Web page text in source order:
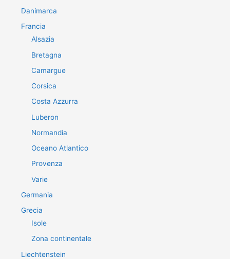
Danimarca
Francia
Alsazia
Bretagna
Camargue
Corsica
Costa Azzurra
Luberon
Normandia
Oceano Atlantico
Provenza
Varie
Germania
Grecia
Isole
Zona continentale
Liechtenstein